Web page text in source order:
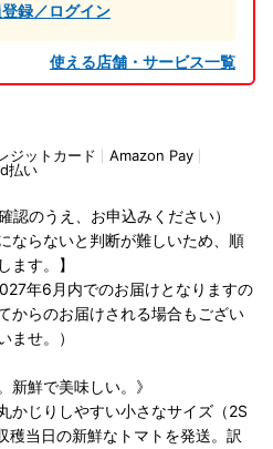
録／ログイン
使える店舗・サービス一覧
ジットカード
Amazon Pay
d払い
のうえ、お申込みください）
ならないと判断が難しいため、順
ます。】
年6月内でのお届けとなりますの
からのお届けされる場合もござい
ませ。）
新鮮で美味しい。》
かじりしやすい小さなサイズ（2S
穫当日の新鮮なトマトを発送。訳